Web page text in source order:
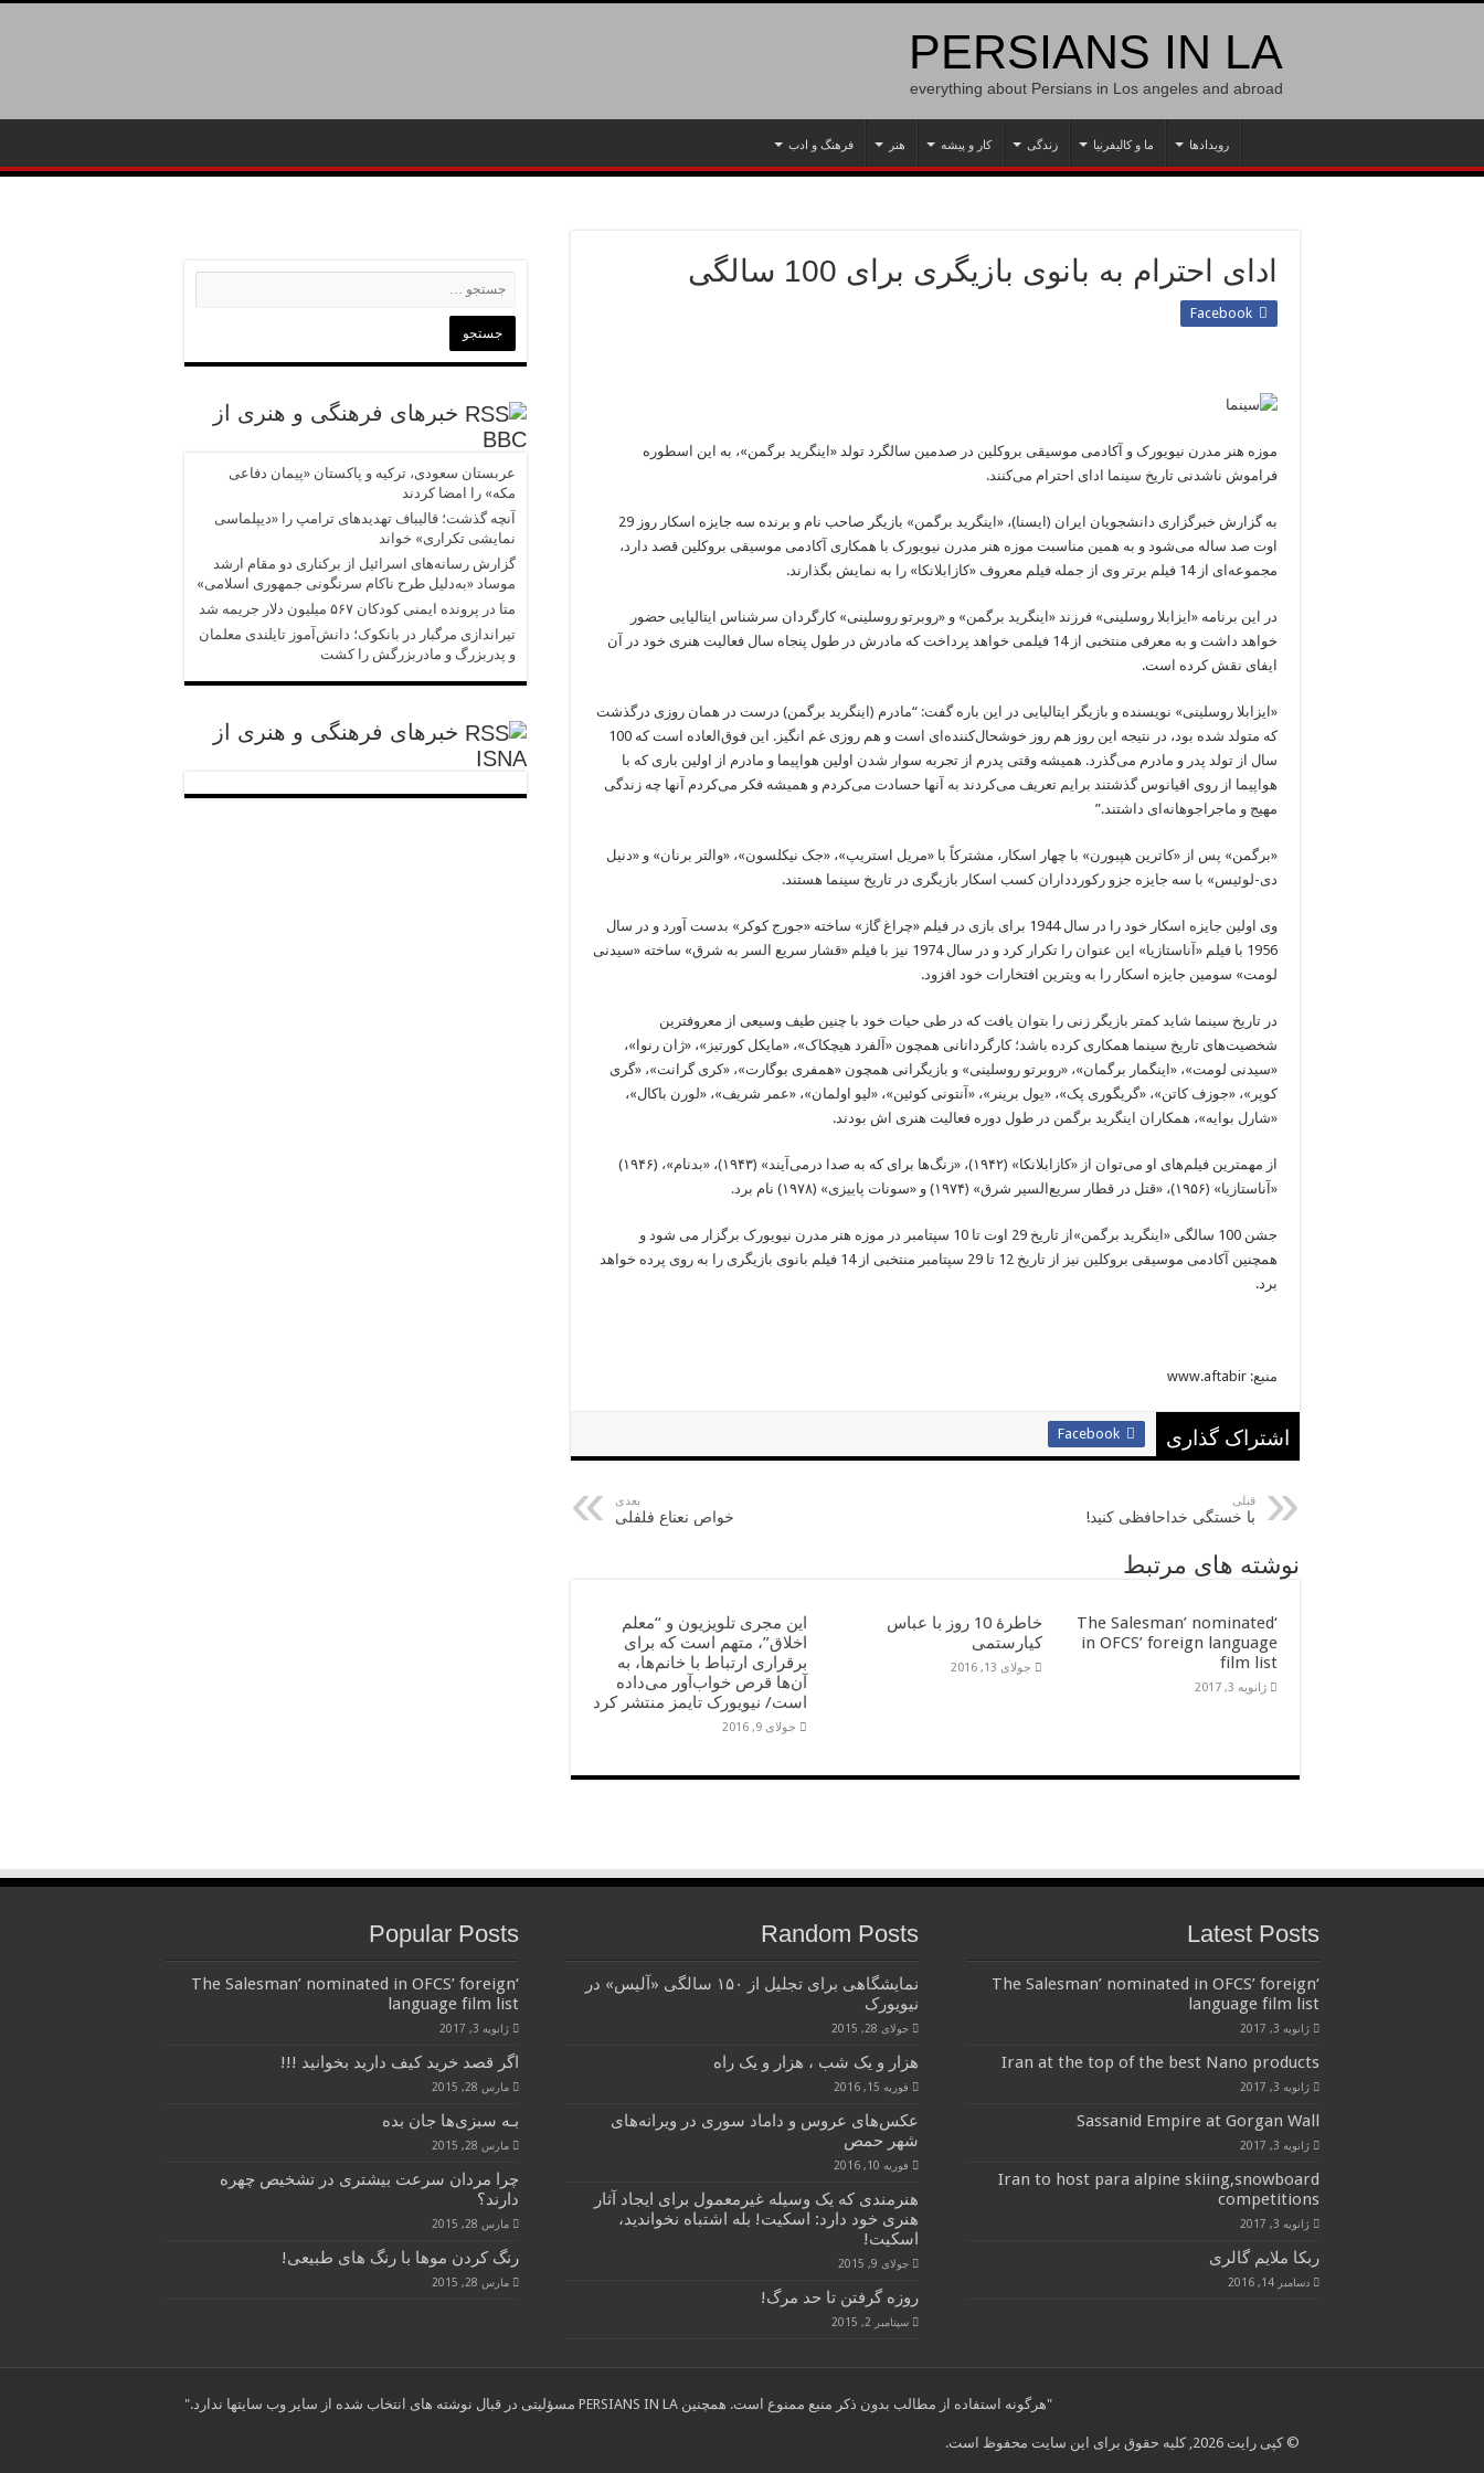
PERSIANS IN LA
everything about Persians in Los angeles and abroad
رویدادها ما و کالیفرنیا زندگی کار و پیشه هنر فرهنگ و ادب
ادای احترام به بانوی بازیگری برای 100 سالگی
Facebook
موزه هنر مدرن نیویورک و آکادمی موسیقی بروکلین در صدمین سالگرد تولد «اینگرید برگمن»، به این اسطوره
فراموش ناشدنی تاریخ سینما ادای احترام می‌کنند.
به گزارش خبرگزاری دانشجویان ایران (ایسنا)، «اینگرید برگمن» بازیگر صاحب نام و برنده سه جایزه اسکار روز 29
اوت صد ساله می‌شود و به همین مناسبت موزه هنر مدرن نیویورک با همکاری آکادمی موسیقی بروکلین قصد دارد،
مجموعه‌ای از 14 فیلم برتر وی از جمله فیلم معروف «کازابلانکا» را به نمایش بگذارند.
در این برنامه «ایزابلا روسلینی» فرزند «اینگرید برگمن» و «روبرتو روسلینی» کارگردان سرشناس ایتالیایی حضور
خواهد داشت و به معرفی منتخبی از 14 فیلمی خواهد پرداخت که مادرش در طول پنجاه سال فعالیت هنری خود در آن
ایفای نقش کرده است.
«ایزابلا روسلینی» نویسنده و بازیگر ایتالیایی در این باره گفت: “مادرم (اینگرید برگمن) درست در همان روزی درگذشت
که متولد شده بود، در نتیجه این روز هم روز خوشحال‌کننده‌ای است و هم روزی غم انگیز. این فوق‌العاده است که 100
سال از تولد پدر و مادرم می‌گذرد. همیشه وقتی پدرم از تجربه سوار شدن اولین هواپیما و مادرم از اولین باری که با
هواپیما از روی اقیانوس گذشتند برایم تعریف می‌کردند به آنها حسادت می‌کردم و همیشه فکر می‌کردم آنها چه زندگی
مهیج و ماجراجوهانه‌ای داشتند.”
«برگمن» پس از «کاترین هپبورن» با چهار اسکار، مشترکاً با «مریل استریپ»، «جک نیکلسون»، «والتر برنان» و «دنیل
دی-لوئیس» با سه جایزه جزو رکوردداران کسب اسکار بازیگری در تاریخ سینما هستند.
وی اولین جایزه اسکار خود را در سال 1944 برای بازی در فیلم «چراغ گاز» ساخته «جورج کوکر» بدست آورد و در سال
1956 با فیلم «آناستازیا» این عنوان را تکرار کرد و در سال 1974 نیز با فیلم «قشار سریع السر به شرق» ساخته «سیدنی
لومت» سومین جایزه اسکار را به ویترین افتخارات خود افزود.
در تاریخ سینما شاید کمتر بازیگر زنی را بتوان یافت که در طی حیات خود با چنین طیف وسیعی از معروفترین
شخصیت‌های تاریخ سینما همکاری کرده باشد؛ کارگردانانی همچون «آلفرد هیچکاک»، «مایکل کورتیز»، «ژان رنوا»،
«سیدنی لومت»، «اینگمار برگمان»، «روبرتو روسلینی» و بازیگرانی همچون «همفری بوگارت»، «کری گرانت»، «گری
کوپر»، «جوزف کاتن»، «گریگوری پک»، «یول برینر»، «آنتونی کوئین»، «لیو اولمان»، «عمر شریف»، «لورن باکال»،
«شارل بوایه»، همکاران اینگرید برگمن در طول دوره فعالیت هنری اش بودند.
از مهمترین فیلم‌های او می‌توان از «کازابلانکا» (۱۹۴۲)، «زنگ‌ها برای که به صدا درمی‌آیند» (۱۹۴۳)، «بدنام»، (۱۹۴۶)
«آناستازیا» (۱۹۵۶)، «قتل در قطار سریع‌السیر شرق» (۱۹۷۴) و «سونات پاییزی» (۱۹۷۸) نام برد.
جشن 100 سالگی «اینگرید برگمن»از تاریخ 29 اوت تا 10 سپتامبر در موزه هنر مدرن نیویورک برگزار می شود و
همچنین آکادمی موسیقی بروکلین نیز از تاریخ 12 تا 29 سپتامبر منتخبی از 14 فیلم بانوی بازیگری را به روی پرده خواهد
برد.
منبع: www.aftabir
اشتراک گذاری Facebook
قبلی
با خستگی خداحافظی کنید!
بعدی
خواص نعناع فلفلی
نوشته های مرتبط
‘The Salesman’ nominated
in OFCS’ foreign language
film list
ژانویه 3, 2017
خاطرۀ 10 روز با عباس
کیارستمی
جولای 13, 2016
این مجری تلویزیون و “معلم
اخلاق”، متهم است که برای
برقراری ارتباط با خانم‌ها، به
آن‌ها قرص خواب‌آور می‌داده
است/ نیویورک تایمز منتشر کرد
جولای 9, 2016
خبرهای فرهنگی و هنری از
BBC
عربستان سعودی، ترکیه و پاکستان «پیمان دفاعی
مکه» را امضا کردند
آنچه گذشت؛ قالیباف تهدیدهای ترامپ را «دیپلماسی
نمایشی تکراری» خواند
گزارش‌‌ رسانه‌های اسرائیل از برکناری دو مقام ارشد
موساد «به‌دلیل طرح ناکام سرنگونی جمهوری اسلامی»
متا در پرونده ایمنی کودکان ۵۶۷ میلیون دلار جریمه شد
تیراندازی مرگبار در بانکوک؛ دانش‌آموز تایلندی معلمان
و پدربزرگ و مادربزرگش را کشت
خبرهای فرهنگی و هنری از
ISNA
Latest Posts
‘The Salesman’ nominated in OFCS’ foreign
language film list
ژانویه 3, 2017
Iran at the top of the best Nano products
ژانویه 3, 2017
Sassanid Empire at Gorgan Wall
ژانویه 3, 2017
Iran to host para alpine skiing,snowboard
competitions
ژانویه 3, 2017
ربکا ملایم گالری
دسامبر 14, 2016
Random Posts
نمایشگاهی برای تجلیل از ۱۵۰ سالگی «آلیس» در
نيويورک
جولای 28, 2015
هزار و یک شب ، هزار و یک راه
فوریه 15, 2016
عکس‌های عروس و داماد سوری در ویرانه‌های
شهر حمص
فوریه 10, 2016
هنرمندی که یک وسیله غیرمعمول برای ایجاد آثار
هنری خود دارد: اسکیت! بله اشتباه نخواندید،
اسکیت!
جولای 9, 2015
روزه گرفتن تا حد مرگ!
سپتامبر 2, 2015
Popular Posts
‘The Salesman’ nominated in OFCS’ foreign
language film list
ژانویه 3, 2017
اگر قصد خرید کیف دارید بخوانید !!!
مارس 28, 2015
بـه سبزی‌ها جان بده
مارس 28, 2015
چرا مردان سرعت بیشتری در تشخیص چهره
دارند؟
مارس 28, 2015
رنگ کردن موها با رنگ های طبیعی!
مارس 28, 2015
"هرگونه استفاده از مطالب بدون ذکر منبع ممنوع است. همچنین PERSIANS IN LA مسؤلیتی در قبال نوشته های انتخاب شده از سایر وب سایتها ندارد."
© کپی رایت 2026, کلیه حقوق برای این سایت محفوظ است.